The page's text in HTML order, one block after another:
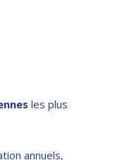
les plus
annuels,